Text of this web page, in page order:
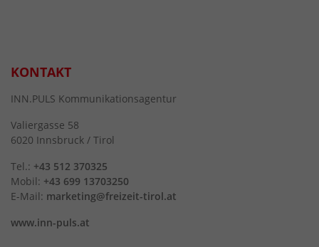
KONTAKT
INN.PULS Kommunikationsagentur
Valiergasse 58
6020 Innsbruck / Tirol
Tel.: +43 512 370325
Mobil: +43 699 13703250
E-Mail: marketing@freizeit-tirol.at
www.inn-puls.at